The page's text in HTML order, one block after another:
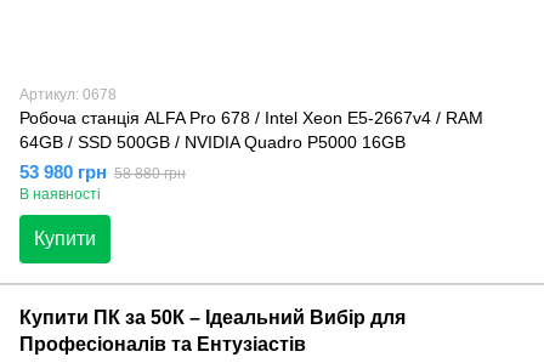
Артикул: 0678
Робоча станція ALFA Pro 678 / Intel Xeon E5-2667v4 / RAM
64GB / SSD 500GB / NVIDIA Quadro P5000 16GB
53 980 грн 58 880 грн
В наявності
Купити
Купити ПК за 50К – Ідеальний Вибір для
Професіоналів та Ентузіастів